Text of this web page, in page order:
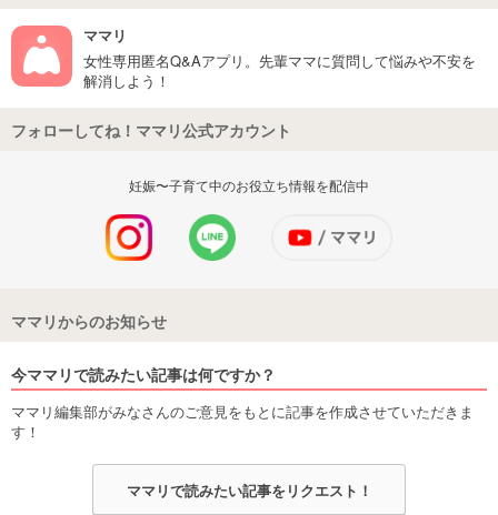
ママリ
女性専用匿名Q&Aアプリ。先輩ママに質問して悩みや不安を
解消しよう！
フォローしてね！ママリ公式アカウント
妊娠〜子育て中のお役立ち情報を配信中
ママリからのお知らせ
今ママリで読みたい記事は何ですか？
ママリ編集部がみなさんのご意見をもとに記事を作成させていただきま
す！
ママリで読みたい記事をリクエスト！